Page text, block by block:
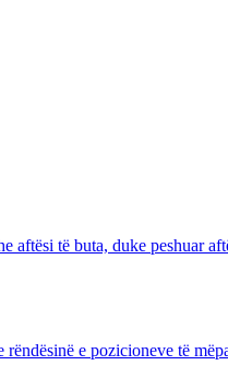
aftësi të buta, duke peshuar
e pozicioneve të